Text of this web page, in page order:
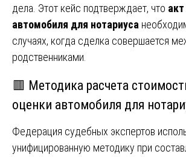
дела. Этот кейс подтверждает, что
автомобиля для нотариуса
случаях, когда сделка совершается
родственниками.
🟥 Методика расчета
оценки автомобиля для
Федерация судебных экспертов
унифицированную методику при